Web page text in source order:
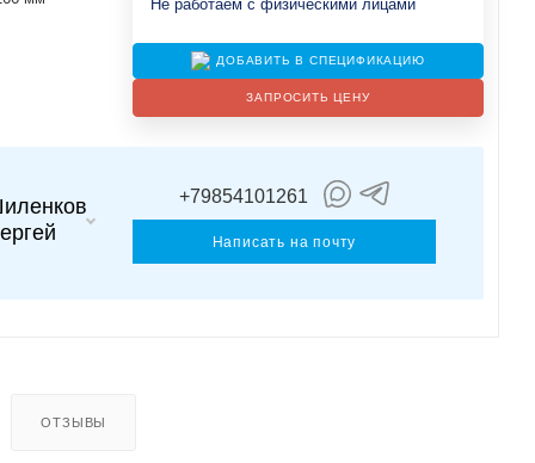
Не работаем с физическими лицами
ДОБАВИТЬ В СПЕЦИФИКАЦИЮ
ЗАПРОСИТЬ ЦЕНУ
+79854101261
Написать на почту
ОТЗЫВЫ